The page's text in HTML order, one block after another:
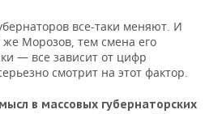
все-таки меняют. И
Морозов, тем смена его
— все зависит от цифр
смотрит на этот фактор.
в массовых губернаторских